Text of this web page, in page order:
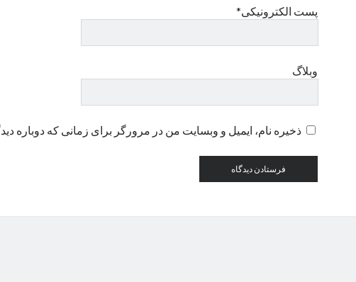
پست الکترونیکی*
وبلاگ
ذخیره نام، ایمیل و وبسایت من در مرورگر برای زمانی که دوباره